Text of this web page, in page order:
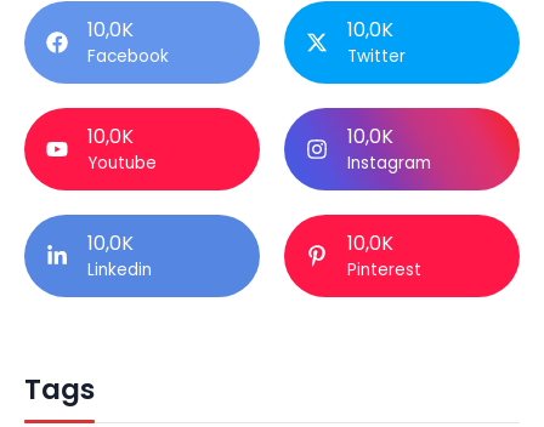
10,0K
Facebook
10,0K
Twitter
10,0K
Youtube
10,0K
Instagram
10,0K
Linkedin
10,0K
Pinterest
Tags